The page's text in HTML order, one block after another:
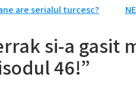
are serialul turcesc?
si-a gasit
46!”